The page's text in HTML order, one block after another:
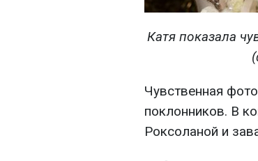
Катя показала
Чувственная
поклонников. В
Роксоланой и